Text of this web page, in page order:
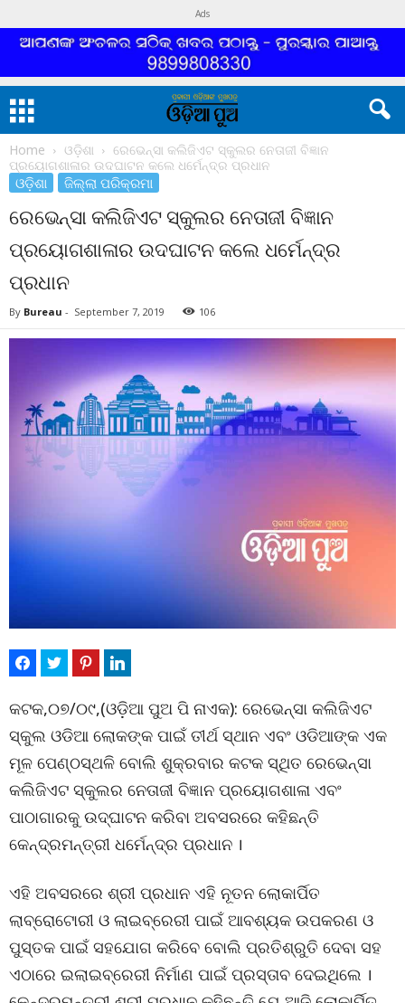
Ads
Home ଓଡ଼ିଶା
ରେଭେନ୍ସା କଲିଜିଏଟ ସ୍କୁଲର ନେତାଜୀ ବିଜ୍ଞାନ
ପ୍ରୟୋଗଶାଳାର ଉଦଘାଟନ କଲେ ଧର୍ମେନ୍ଦ୍ର ପ୍ରଧାନ
ଓଡ଼ିଶା ଜିଲ୍ଲା ପରିକ୍ରମା
ରେଭେନ୍ସା କଲିଜିଏଟ ସ୍କୁଲର ନେତାଜୀ ବିଜ୍ଞାନ
ପ୍ରୟୋଗଶାଳାର ଉଦଘାଟନ କଲେ ଧର୍ମେନ୍ଦ୍ର
ପ୍ରଧାନ
By Bureau - September 7, 2019 106
କଟକ,୦୭/୦୯,(ଓଡ଼ିଆ ପୁଅ ପି ନାଏକ): ରେଭେନ୍ସା କଲିଜିଏଟ
ସ୍କୁଲ ଓଡିଆ ଲୋକଙ୍କ ପାଇଁ ତୀର୍ଥ ସ୍ଥାନ ଏବଂ ଓଡିଆଙ୍କ ଏକ
ମୂଳ ପେଣ୍ଠସ୍ଥଳି ବୋଲି ଶୁକ୍ରବାର କଟକ ସ୍ଥିତ ରେଭେନ୍ସା
କଲିଜିଏଟ ସ୍କୁଲର ନେତାଜୀ ବିଜ୍ଞାନ ପ୍ରୟୋଗଶାଳା ଏବଂ
ପାଠାଗାରକୁ ଉଦ୍‌ଘାଟନ କରିବା ଅବସରରେ କହିଛନ୍ତି
କେନ୍ଦ୍ରମନ୍ତ୍ରୀ ଧର୍ମେନ୍ଦ୍ର ପ୍ରଧାନ ।
ଏହି ଅବସରରେ ଶ୍ରୀ ପ୍ରଧାନ ଏହି ନୂତନ ଲୋକାର୍ପିତ
ଲାବ୍ରୋଟୋରୀ ଓ ଲାଇବ୍ରେରୀ ପାଇଁ ଆବଶ୍ୟକ ଉପକରଣ ଓ
ପୁସ୍ତକ ପାଇଁ ସହଯୋଗ କରିବେ ବୋଲି ପ୍ରତିଶ୍ରୁତି ଦେବା ସହ
ଏଠାରେ ଇଲାଇବ୍ରେରୀ ନିର୍ମାଣ ପାଇଁ ପ୍ରସ୍ତାବ ଦେଇଥିଲେ ।